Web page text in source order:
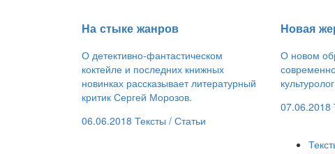
​На стыке жанров
О детективно-фантастическом
коктейле и последних книжных
новинках рассказывает литературный
критик Сергей Морозов.
06.06.2018 Тексты / Статьи
​Новая
О новом
07.06.2018